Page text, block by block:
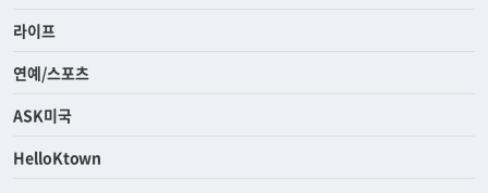
라이프
연예/스포츠
ASK미국
HelloKtown